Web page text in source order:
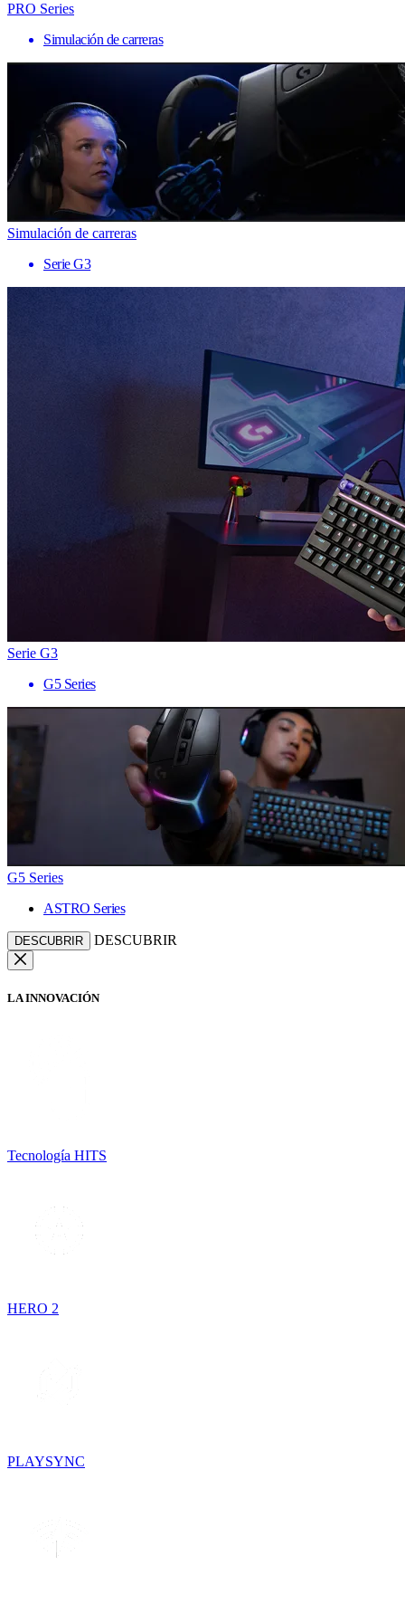
PRO Series
Simulación de carreras
Simulación de carreras
Serie G3
Serie G3
G5 Series
G5 Series
ASTRO Series
DESCUBRIR DESCUBRIR
LA INNOVACIÓN
Tecnología HITS
HERO 2
PLAYSYNC